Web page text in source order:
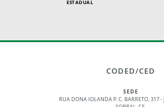
ESTADUAL
CODED/CED
SEDE
RUA DONA IOLANDA P. C. BARRETO, 317 -